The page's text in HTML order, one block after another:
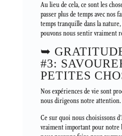
Au lieu de cela, ce sont les
passer plus de temps avec nos
temps tranquille dans la
pouvons nous sentir vraiment
➥
#3:
PETITES
Nos expériences de vie sont
nous dirigeons notre attention.
Ce sur quoi nous choisissons
vraiment important pour notre